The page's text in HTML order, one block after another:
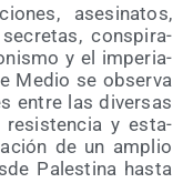
ase­si­na­tos,
cons­pi­ra­
y el impe­ria­
Medio se obser­va
entre las diver­sas
resis­ten­cia y esta­
de un amplio
Pales­ti­na has­ta